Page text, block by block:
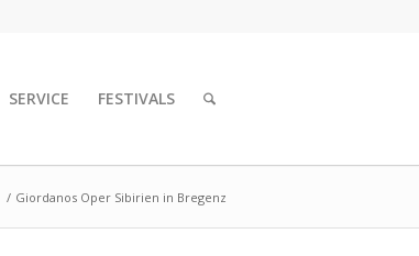
SERVICE FESTIVALS
/ Giordanos Oper Sibirien in Bregenz